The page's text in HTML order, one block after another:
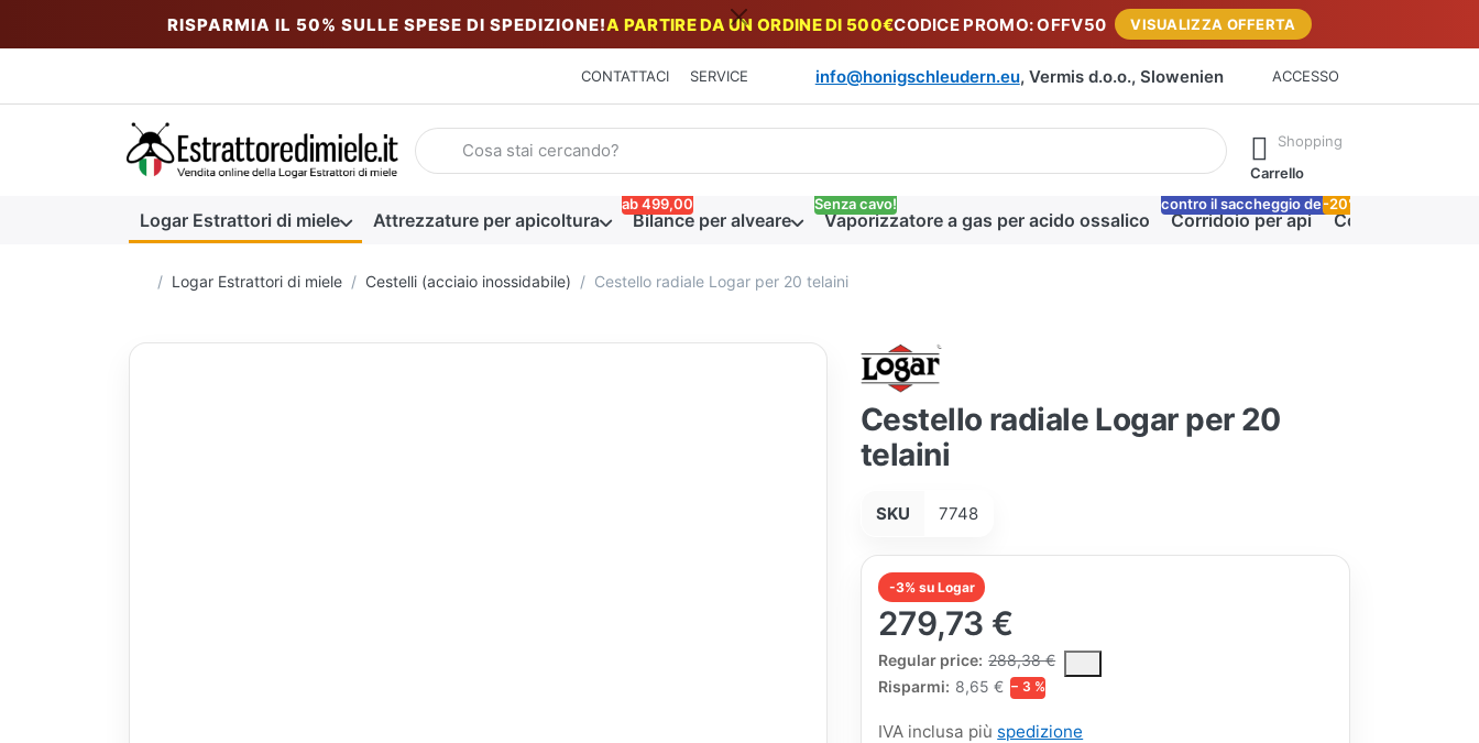
RISPARMIA IL 50% SULLE SPESE DI SPEDIZIONE!A PARTIRE DA UN ORDINE DI 500€CODICE PROMO: OFFV50 VISUALIZZA OFFERTA
CONTATTACI SERVICE info@honigschleudern.eu, Vermis d.o.o., Slowenien ACCESSO
Inserire un termine di ricerca. I primi risultati appaiono automaticamente durante la digitazione. Premere il tasto Invio per richiamare
Shopping
Carrello
Logar Estrattori di miele Attrezzature per apicoltura Bilance per alveare
ab 499,00
Vaporizzatore a gas per acido ossalico
Senza cavo!
Corridoio per api
contro il saccheggio delle api
Coperta miele
-20%
Homepage
Logar Estrattori di miele Cestelli (acciaio inossidabile) Cestello radiale Logar per 20 telaini
Cestello radiale Logar per 20
telaini
SKU 7748
-3% su Logar
279,73 €
Regular price: 288,38 €
The Regular Price is the median selling price paid by customers for a product,
Risparmi: 8,65 € − 3 %
IVA inclusa più spedizione